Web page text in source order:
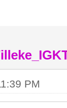
PM